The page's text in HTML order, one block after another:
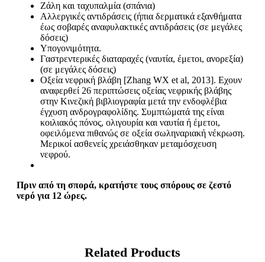
Ζάλη και ταχυπαλμία (σπάνια)
Αλλεργικές αντιδράσεις (ήπια δερματικά εξανθήματα
έως σοβαρές αναφυλακτικές αντιδράσεις (σε μεγάλες
δόσεις)
Υπογονιμότητα.
Γαστρεντερικές διαταραχές (ναυτία, έμετοι, ανορεξία)
(σε μεγάλες δόσεις)
Οξεία νεφρική βλάβη [Zhang WX et al, 2013]. Εχουν
αναφερθεί 26 περιπτώσεις οξείας νεφρικής βλάβης
στην Κινεζική βιβλιογραφία μετά την ενδοφλέβια
έγχυση ανδρογραφολίδης. Συμπτώματά της είναι
κοιλιακός πόνος, ολιγουρία και ναυτία ή έμετοι,
οφειλόμενα πιθανώς σε οξεία σωληναριακή νέκρωση.
Μερικοί ασθενείς χρειάσθηκαν μεταμόσχευση
νεφρού.
Πριν από τη σπορά, κρατήστε τους σπόρους σε ζεστό
νερό για 12 ώρες.
Related Products